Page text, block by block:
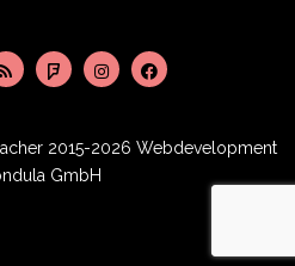
2015-2026 Webdevelopment
GmbH